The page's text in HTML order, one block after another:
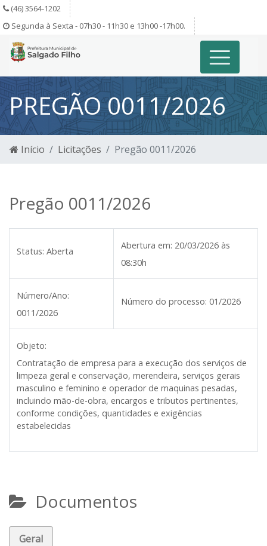
(46) 3564-1202
Segunda à Sexta - 07h30 - 11h30 e 13h00 -17h00.
PREGÃO 0011/2026
Início Licitações Pregão 0011/2026
Pregão 0011/2026
Status: Aberta
Abertura em: 20/03/2026 às
08:30h
Número/Ano:
0011/2026
Número do processo: 01/2026
Objeto:
Contratação de empresa para a execução dos serviços de
limpeza geral e conservação, merendeira, serviços gerais
masculino e feminino e operador de maquinas pesadas,
incluindo mão-de-obra, encargos e tributos pertinentes,
conforme condições, quantidades e exigências
estabelecidas
Documentos
Geral